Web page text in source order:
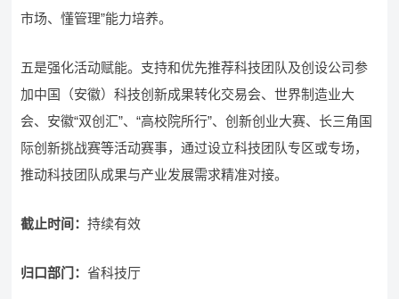
市场、懂管理”能力培养。
五是强化活动赋能。支持和优先推荐科技团队及创设公司参
加中国（安徽）科技创新成果转化交易会、世界制造业大
会、安徽“双创汇”、“高校院所行”、创新创业大赛、长三角国
际创新挑战赛等活动赛事，通过设立科技团队专区或专场，
推动科技团队成果与产业发展需求精准对接。
截止时间：持续有效
归口部门：省科技厅